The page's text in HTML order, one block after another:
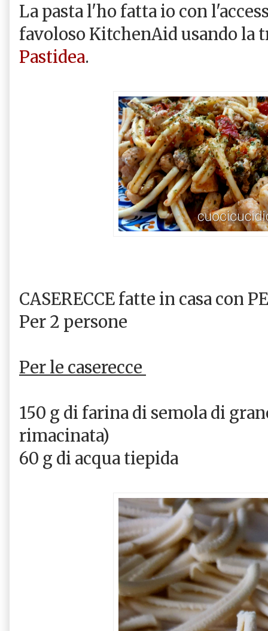
La pasta l'ho fatta io con
favoloso KitchenAid usando la
Pastidea.
CASERECCE fatte in casa con
Per 2 persone
Per le caserecce
150 g di farina di semola di
rimacinata)
60 g di acqua tiepida